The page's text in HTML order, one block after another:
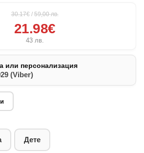
30.17€ / 59,00лв.
21.98€
43 лв.
или персонализация
(Viber)
Дете